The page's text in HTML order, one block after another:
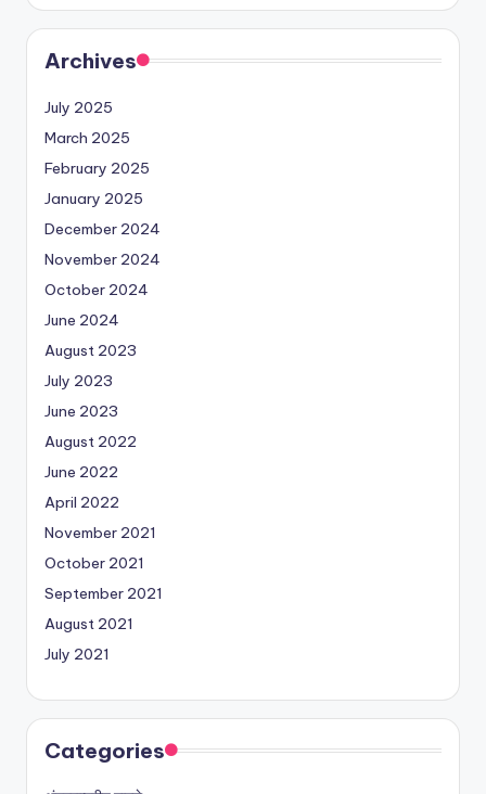
Archives
July 2025
March 2025
February 2025
January 2025
December 2024
November 2024
October 2024
June 2024
August 2023
July 2023
June 2023
August 2022
June 2022
April 2022
November 2021
October 2021
September 2021
August 2021
July 2021
Categories